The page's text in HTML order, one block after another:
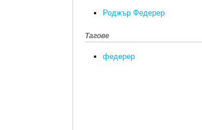
Роджър Федерер
Тагове
федерер